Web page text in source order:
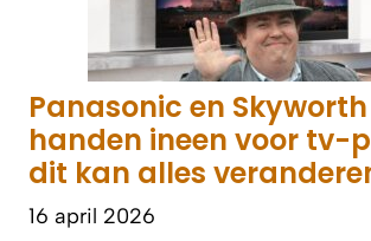
Panasonic en
handen ineen voor tv-
dit kan alles
16 april 2026